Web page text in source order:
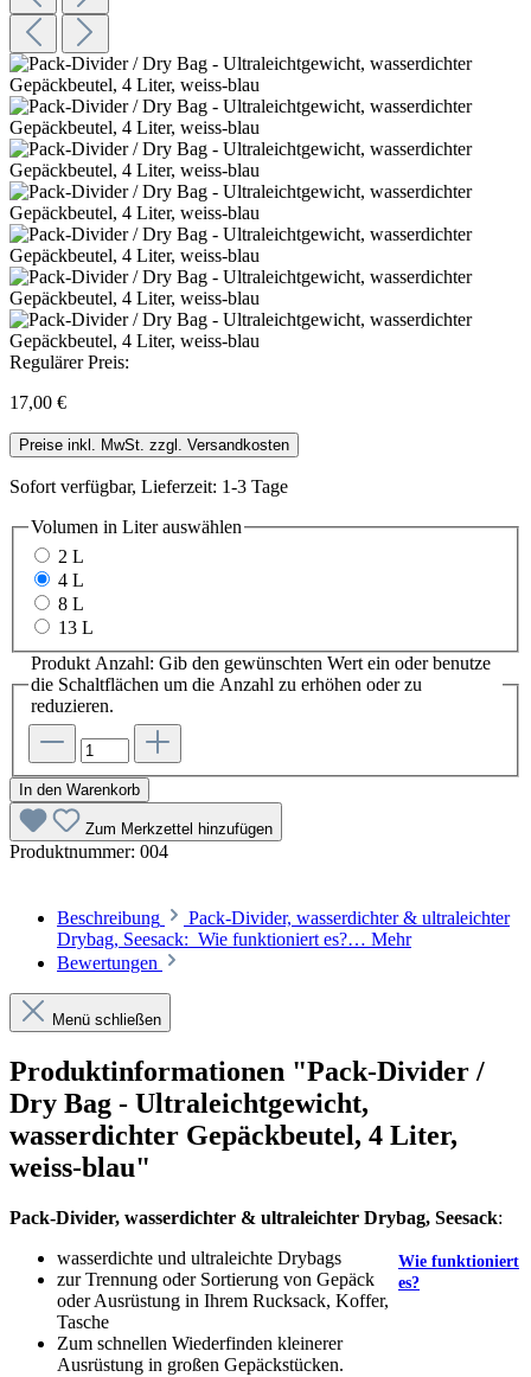
Regulärer Preis:
17,00 €
Preise inkl. MwSt. zzgl. Versandkosten
Sofort verfügbar, Lieferzeit: 1-3 Tage
Volumen in Literauswählen
2 L
4 L
8 L
13 L
Produkt Anzahl: Gib den gewünschten Wert ein oder benutze
die Schaltflächen um die Anzahl zu erhöhen oder zu
reduzieren.
In den Warenkorb
Zum Merkzettel hinzufügen
Produktnummer: 004
Beschreibung
Pack-Divider, wasserdichter & ultraleichter
Drybag, Seesack: Wie funktioniert es?… Mehr
Bewertungen
Menü schließen
Produktinformationen "Pack-Divider /
Dry Bag - Ultraleichtgewicht,
wasserdichter Gepäckbeutel, 4 Liter,
weiss-blau"
Pack-Divider, wasserdichter & ultraleichter Drybag, Seesack:
Wie funktioniert
es?
wasserdichte und ultraleichte Drybags
zur Trennung oder Sortierung von Gepäck
oder Ausrüstung in Ihrem Rucksack, Koffer,
Tasche
Zum schnellen Wiederfinden kleinerer
Ausrüstung in großen Gepäckstücken.